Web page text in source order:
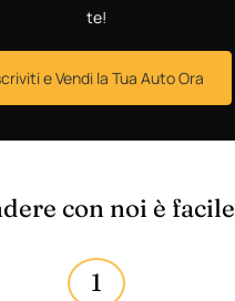
te!
e Vendi la Tua Auto Ora
con noi è facile
1